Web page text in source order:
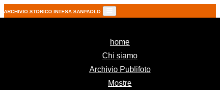
ARCHIVIO STORICO INTESA SANPAOLO
home(current)
Chi siamo
Archivio Publifoto
Mostre